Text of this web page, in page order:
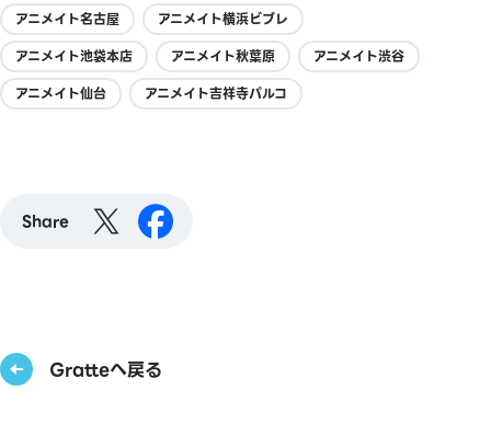
アニメイト名古屋
アニメイト横浜ビブレ
アニメイト池袋本店
アニメイト秋葉原
アニメイト渋谷
アニメイト仙台
アニメイト吉祥寺パルコ
Share
Gratteへ戻る